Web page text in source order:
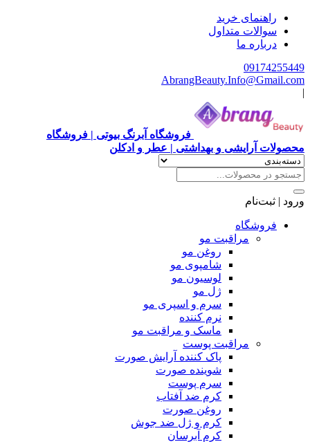
خرید
متداول
ما
فروشگاه آبرنگ بیوتی | فروشگاه
آرایشی و بهداشتی | عطر و ادکلن
مراقبت مو
روغن مو
شامپوی مو
لوسیون مو
سرم و اسپری مو
نرم کننده
ماسک و مراقبت مو
مراقبت پوست
پاک کننده آرایش صورت
شوینده صورت
سرم پوست
کرم ضد آفتاب
روغن صورت
کرم و ژل ضد جوش
کرم آبرسان